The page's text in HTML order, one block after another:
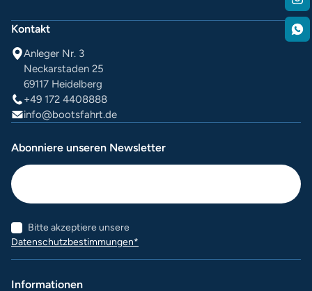
Kontakt
Anleger Nr. 3
Neckarstaden 25
69117 Heidelberg
+49 172 4408888
info@bootsfahrt.de
Abonniere unseren Newsletter
Bitte akzeptiere unsere
Datenschutzbestimmungen*
Informationen